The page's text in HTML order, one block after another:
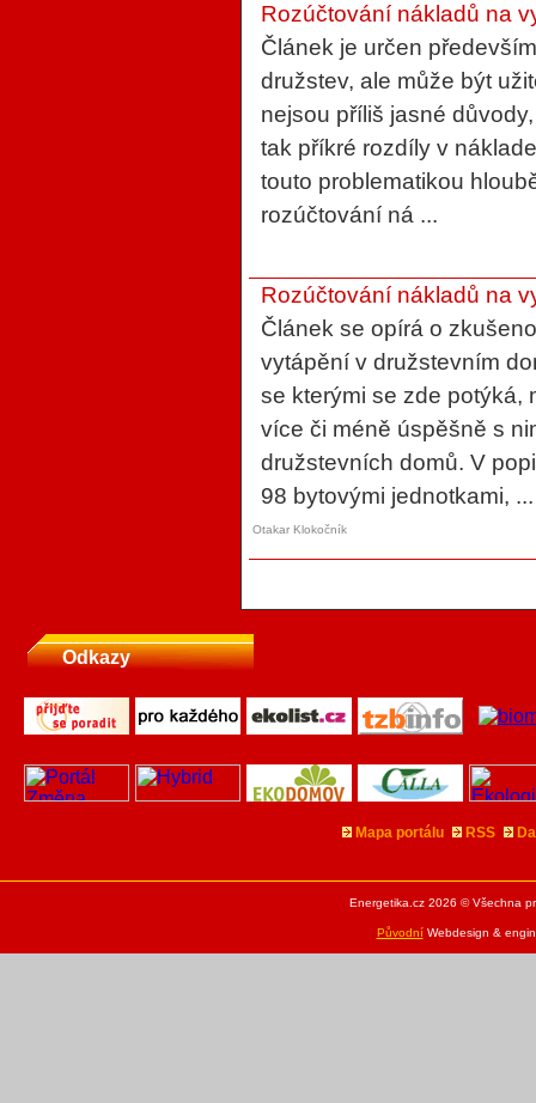
Rozúčtování nákladů na
Článek je určen
družstev, ale může být
nejsou příliš jasné
tak příkré rozdíly v
touto problematikou
rozúčtování ná ...
Rozúčtování nákladů na
Článek se opírá o
vytápění v družstevním
se kterými se zde potýká,
více či méně úspěšně s
družstevních domů. V
98 bytovými jednotkami, ...
Otakar Klokočník
Odkazy
Mapa portálu RSS
Energetika.cz 2026 © Všechna
PůvodníWebdesign &